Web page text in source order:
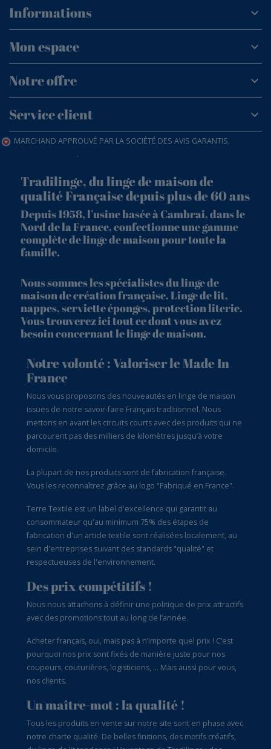
Informations
Mon espace
Notre offre
Service client
MARCHAND APPROUVÉ PAR LA SOCIÉTÉ DES AVIS GARANTIS,
.
Tradilinge, du linge de maison de
qualité Française depuis plus de 60 ans
Depuis 1958, l’usine basée à Cambrai, dans le
Nord de la France, confectionne une gamme
complète de linge de maison pour toute la
famille.
Nous sommes les spécialistes du linge de
maison de création française. Linge de lit,
nappes, serviette éponges, protection literie.
Vous trouverez ici tout ce dont vous avez
besoin concernant le linge de maison.
Notre volonté : Valoriser le Made In
France
Nous vous proposons des nouveautés en linge de maison
issues de notre savoir-faire Français traditionnel. Nous
mettons en avant les circuits courts avec des produits qui ne
parcourent pas des milliers de kilomètres jusqu’à votre
domicile.
La plupart de nos produits sont de fabrication française.
Vous les reconnaîtrez grâce au logo "Fabriqué en France".
Terre Textile est un label d'excellence qui garantit au
consommateur qu'au minimum 75% des étapes de
fabrication d'un article textile sont réalisées localement, au
sein d'entreprises suivant des standards "qualité" et
respectueuses de l'environnement.
Des prix compétitifs !
Nous nous attachons à définir une politique de prix attractifs
avec des promotions tout au long de l’année.
Acheter français, oui, mais pas à n’importe quel prix ! C’est
pourquoi nos prix sont fixés de manière juste pour nos
coupeurs, couturières, logisticiens, … Mais aussi pour vous,
nos clients.
Un maître-mot : la qualité !
Tous les produits en vente sur notre site sont en phase avec
notre charte qualité. De belles finitions, des motifs créatifs,